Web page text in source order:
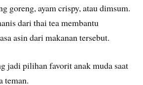
goreng, ayam crispy, atau dimsum.
dari thai tea membantu
asin dari makanan tersebut.
jadi pilihan favorit anak muda saat
teman.